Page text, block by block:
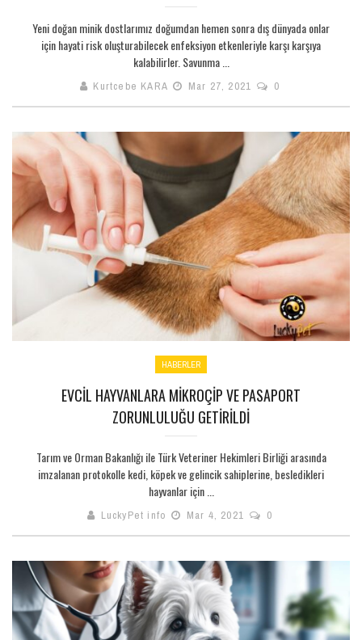
Yeni doğan minik dostlarımız doğumdan hemen sonra dış dünyada onlar
için hayati risk oluşturabilecek enfeksiyon etkenleriyle karşı karşıya
kalabilirler. Savunma ...
Kurtcebe KARA Mar 27, 2021 0
HABERLER
EVCIL HAYVANLARA MIKROÇIP VE PASAPORT
ZORUNLULUĞU GETIRILDI
Tarım ve Orman Bakanlığı ile Türk Veteriner Hekimleri Birliği arasında
imzalanan protokolle kedi, köpek ve gelincik sahiplerine, besledikleri
hayvanlar için ...
LuckyPet info Mar 4, 2021 0